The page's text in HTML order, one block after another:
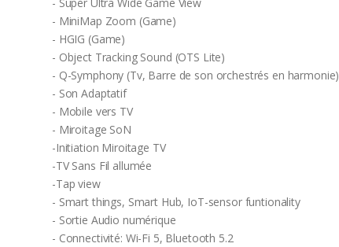
- MiniMap Zoom (Game)
- HGIG (Game)
- Object Tracking Sound (OTS Lite)
- Q-Symphony (Tv, Barre de son orchestrés en harmonie)
- Son Adaptatif
- Mobile vers TV
- Miroitage SoN
-Initiation Miroitage TV
-TV Sans Fil allumée
-Tap view
- Smart things, Smart Hub, IoT-sensor funtionality
- Sortie Audio numérique
- Connectivité: Wi-Fi 5, Bluetooth 5.2